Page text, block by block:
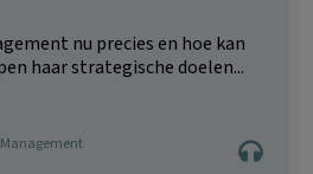
nu precies en hoe kan
haar strategische doelen...